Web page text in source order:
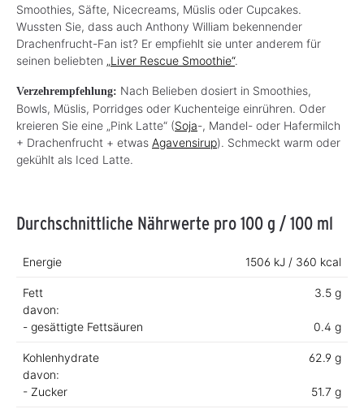
Smoothies, Säfte, Nicecreams, Müslis oder Cupcakes.
Wussten Sie, dass auch Anthony William bekennender
Drachenfrucht-Fan ist? Er empfiehlt sie unter anderem für
seinen beliebten „Liver Rescue Smoothie“.
Verzehrempfehlung: Nach Belieben dosiert in Smoothies,
Bowls, Müslis, Porridges oder Kuchenteige einrühren. Oder
kreieren Sie eine „Pink Latte“ (Soja-, Mandel- oder Hafermilch
+ Drachenfrucht + etwas Agavensirup). Schmeckt warm oder
gekühlt als Iced Latte.
Durchschnittliche Nährwerte pro 100 g / 100 ml
Energie 1506 kJ / 360 kcal
Fett
davon:
- gesättigte Fettsäuren
3.5 g
0.4 g
Kohlenhydrate
davon:
- Zucker
62.9 g
51.7 g